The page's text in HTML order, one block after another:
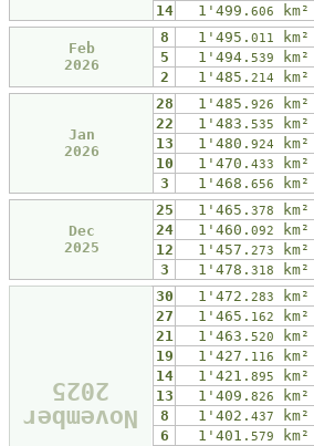
14
1'499. 606 km²
Feb
2026
8 1'495. 011 km²
5
1'494. 539 km²
2
1'485. 214 km²
Jan
2026
28 1'485. 926 km²
22
1'483. 535 km²
13
1'480. 924 km²
10
1'470. 433 km²
3
1'468. 656 km²
Dec
2025
25 1'465. 378 km²
24
1'460. 092 km²
12
1'457. 273 km²
3
1'478. 318 km²
November
2025
30 1'472. 283 km²
27
1'465. 162 km²
21
1'463. 520 km²
19
1'427. 116 km²
14
1'421. 895 km²
13
1'409. 826 km²
8
1'402. 437 km²
6
1'401. 579 km²